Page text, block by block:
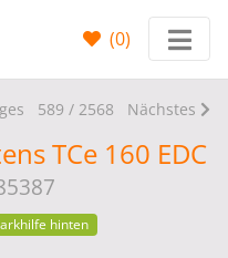
(0)
589 / 2568 Nächstes
TCe 160 EDC
hinten